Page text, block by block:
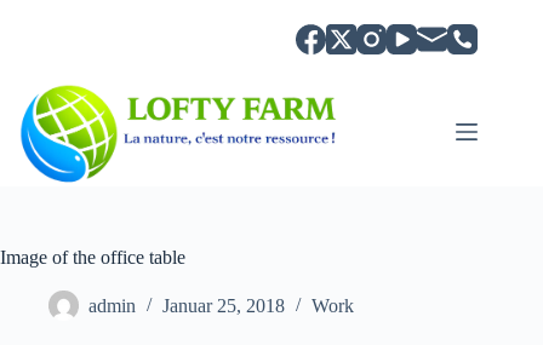
Image of the office table
admin Januar 25, 2018 Work